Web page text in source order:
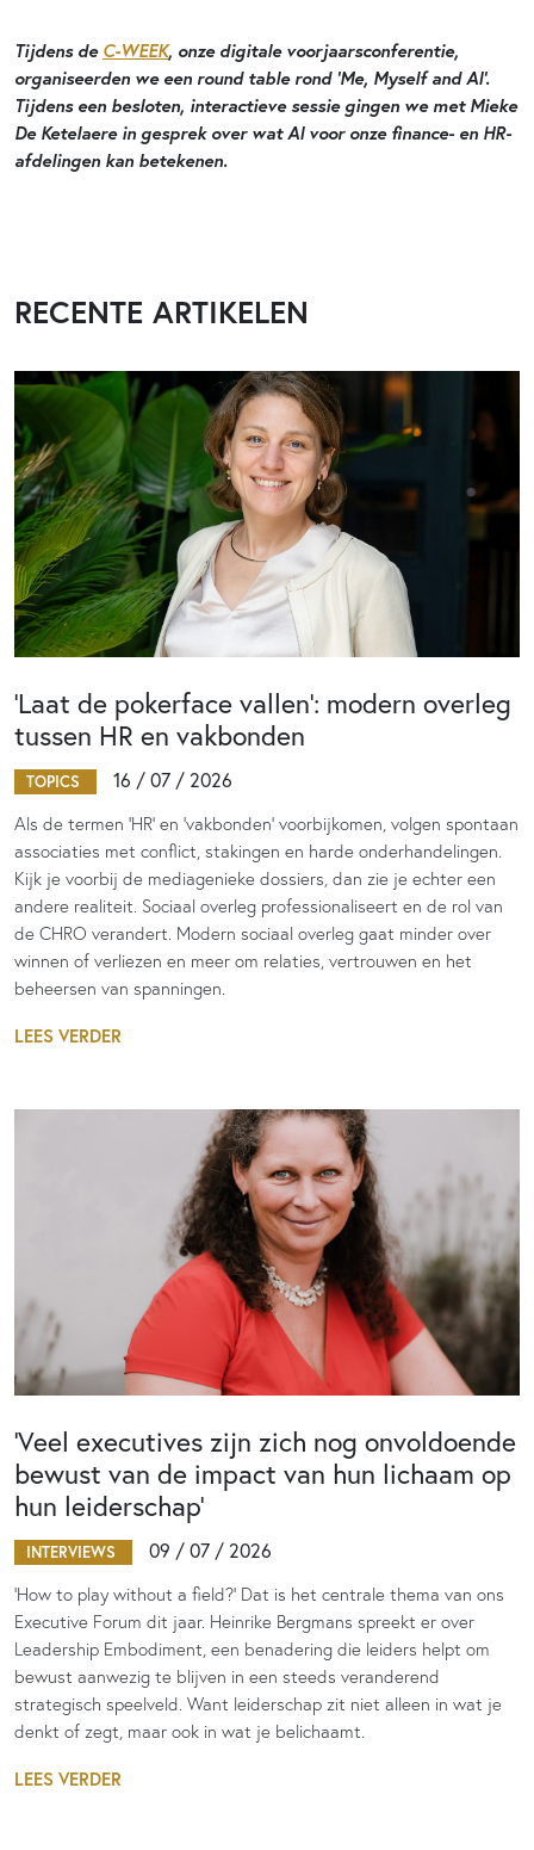
Tijdens de C-WEEK, onze digitale voorjaarsconferentie,
organiseerden we een round table rond ‘Me, Myself and AI’.
Tijdens een besloten, interactieve sessie gingen we met Mieke
De Ketelaere in gesprek over wat AI voor onze finance- en HR-
afdelingen kan betekenen.
RECENTE ARTIKELEN
‘Laat de pokerface vallen’: modern overleg
tussen HR en vakbonden
TOPICS 16 / 07 / 2026
Als de termen 'HR' en 'vakbonden' voorbijkomen, volgen spontaan
associaties met conflict, stakingen en harde onderhandelingen.
Kijk je voorbij de mediagenieke dossiers, dan zie je echter een
andere realiteit. Sociaal overleg professionaliseert en de rol van
de CHRO verandert. Modern sociaal overleg gaat minder over
winnen of verliezen en meer om relaties, vertrouwen en het
beheersen van spanningen.
LEES VERDER
‘Veel executives zijn zich nog onvoldoende
bewust van de impact van hun lichaam op
hun leiderschap’
INTERVIEWS 09 / 07 / 2026
‘How to play without a field?’ Dat is het centrale thema van ons
Executive Forum dit jaar. Heinrike Bergmans spreekt er over
Leadership Embodiment, een benadering die leiders helpt om
bewust aanwezig te blijven in een steeds veranderend
strategisch speelveld. Want leiderschap zit niet alleen in wat je
denkt of zegt, maar ook in wat je belichaamt.
LEES VERDER